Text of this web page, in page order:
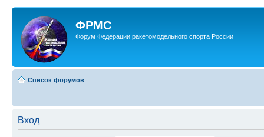
ФРМС
Форум Федерации ракетомодельного спорта России
Список форумов
Вход